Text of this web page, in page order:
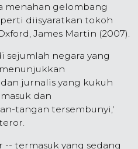
menahan gelombang
diisyaratkan tokoh
James Martin (2007).
sejumlah negara yang
jurnalis yang kukuh
dan
tangan tersembunyi,'
termasuk yang sedang